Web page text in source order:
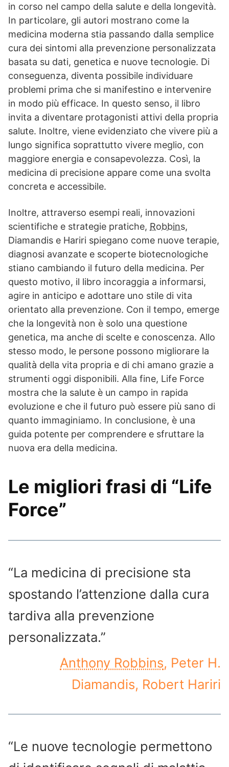
in corso nel campo della salute e della longevità.
In particolare, gli autori mostrano come la
medicina moderna stia passando dalla semplice
cura dei sintomi alla prevenzione personalizzata
basata su dati, genetica e nuove tecnologie. Di
conseguenza, diventa possibile individuare
problemi prima che si manifestino e intervenire
in modo più efficace. In questo senso, il libro
invita a diventare protagonisti attivi della propria
salute. Inoltre, viene evidenziato che vivere più a
lungo significa soprattutto vivere meglio, con
maggiore energia e consapevolezza. Così, la
medicina di precisione appare come una svolta
concreta e accessibile.
Inoltre, attraverso esempi reali, innovazioni
scientifiche e strategie pratiche, Robbins,
Diamandis e Hariri spiegano come nuove terapie,
diagnosi avanzate e scoperte biotecnologiche
stiano cambiando il futuro della medicina. Per
questo motivo, il libro incoraggia a informarsi,
agire in anticipo e adottare uno stile di vita
orientato alla prevenzione. Con il tempo, emerge
che la longevità non è solo una questione
genetica, ma anche di scelte e conoscenza. Allo
stesso modo, le persone possono migliorare la
qualità della vita propria e di chi amano grazie a
strumenti oggi disponibili. Alla fine, Life Force
mostra che la salute è un campo in rapida
evoluzione e che il futuro può essere più sano di
quanto immaginiamo. In conclusione, è una
guida potente per comprendere e sfruttare la
nuova era della medicina.
Le migliori frasi di “Life
Force”
“La medicina di precisione sta
spostando l’attenzione dalla cura
tardiva alla prevenzione
personalizzata.”
Anthony Robbins, Peter H.
Diamandis, Robert Hariri
“Le nuove tecnologie permettono